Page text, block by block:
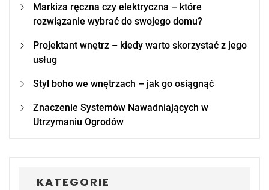
Markiza ręczna czy elektryczna – które
rozwiązanie wybrać do swojego domu?
Projektant wnętrz – kiedy warto skorzystać z jego
usług
Styl boho we wnętrzach – jak go osiągnąć
Znaczenie Systemów Nawadniających w
Utrzymaniu Ogrodów
KATEGORIE